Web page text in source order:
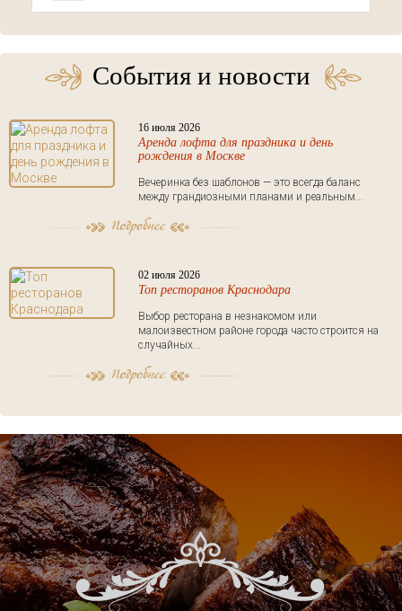
События и новости
16 июля 2026
Аренда лофта для праздника и день
рождения в Москве
Вечеринка без шаблонов — это всегда баланс
между грандиозными планами и реальным...
02 июля 2026
Топ ресторанов Краснодара
Выбор ресторана в незнакомом или
малоизвестном районе города часто строится на
случайных...